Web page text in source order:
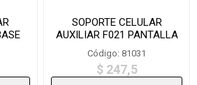
SOPORTE CELULAR
AUXILIAR F021 PANTALLA
MONITOR O MESA
Código: 81031
$ 247,5